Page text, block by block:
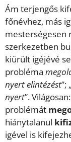
Ám terjengős
főnévhez, más
mesterségesen
szerkezetben
kiürült igéjévé
probléma
nyertelintézést”;
nyert”.
problémát
hiánytalanul
igével is